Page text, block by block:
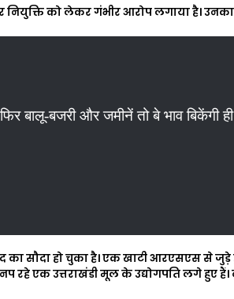
नियुक्ति को लेकर गंभीर आरोप लगाया है।
बालू-बजरी और जमीनें तो बे भाव बिकेंगी
का सौदा हो चुका है। एक खाटी आरएसएस से
रहे एक उत्तराखंडी मूल के उद्योगपति लगे हुए